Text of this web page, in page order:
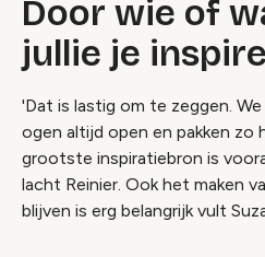
Door wie of
jullie je
'Dat is lastig om te zeggen.
ogen altijd open en pakken zo
grootste inspiratiebron is
lacht Reinier. Ook het maken
blijven is erg belangrijk vult